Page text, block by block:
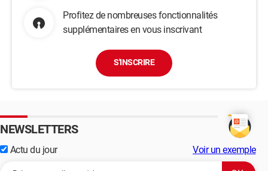
Profitez de nombreuses fonctionnalités
supplémentaires en vous inscrivant
S'INSCRIRE
NEWSLETTERS
Actu du jour Voir un exemple